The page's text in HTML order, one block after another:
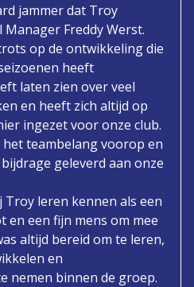
jammer dat Troy
Freddy Werst.
op de ontwikkeling die
heeft
laten zien over veel
en heeft zich altijd op
ingezet voor onze club.
teambelang voorop en
geleverd aan onze
Troy leren kennen als een
een fijn mens om mee
altijd bereid om te leren,
en
nemen binnen de groep.